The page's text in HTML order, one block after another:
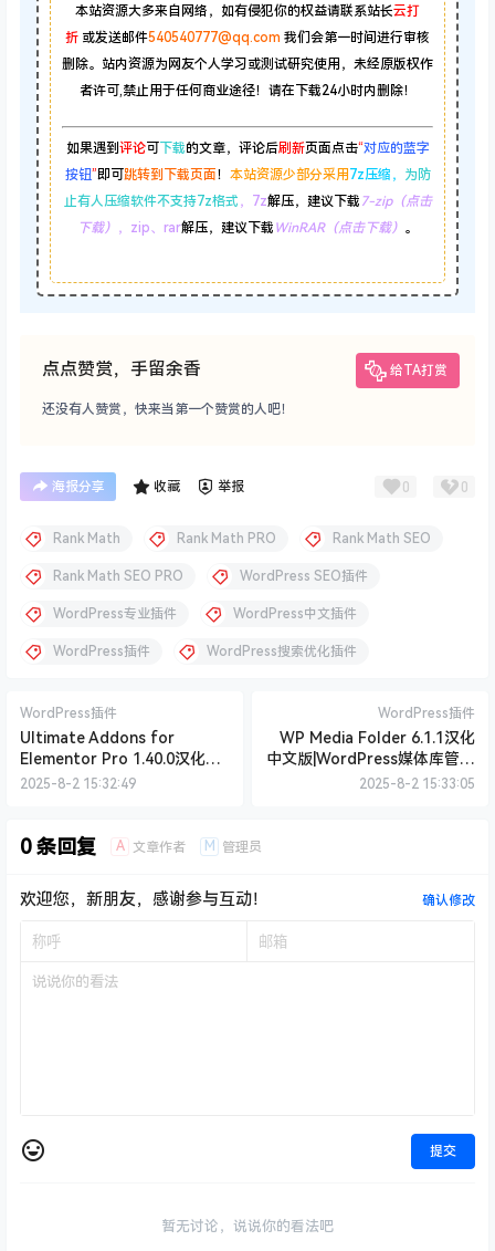
者许可,禁止用于任何商业途径！请在下载24小时内删除！
如果遇到评论可下载的文章，评论后刷新页面点击“对应的蓝字
按钮”即可跳转到下载页面！本站资源少部分采用7z压缩，为防
止有人压缩软件不支持7z格式，7z解压，建议下载7-zip（点击
下载），zip、rar解压，建议下载WinRAR（点击下载）。
点点赞赏，手留余香 给TA打赏
海报分享 收藏 举报
Rank Math SEO PRO
WordPress专业插件 WordPress中文插件
WordPress插件 WordPress搜索优化插件
Ultimate Addons for
文版|Elementor功能增强小工
2025-8-2 15:32:49
WP Media Folder 6.1.1汉化
自定义插件
2025-8-2 15:33:05
0 条回复 M
Copyright © 2026云打折